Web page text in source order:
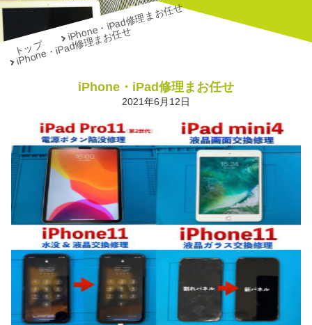
トップ
iPhone・iPad修理まお任せ
iPhone・iPad修理まお任せ
iPhone・iPad修理まお任せ
2021年6月12日